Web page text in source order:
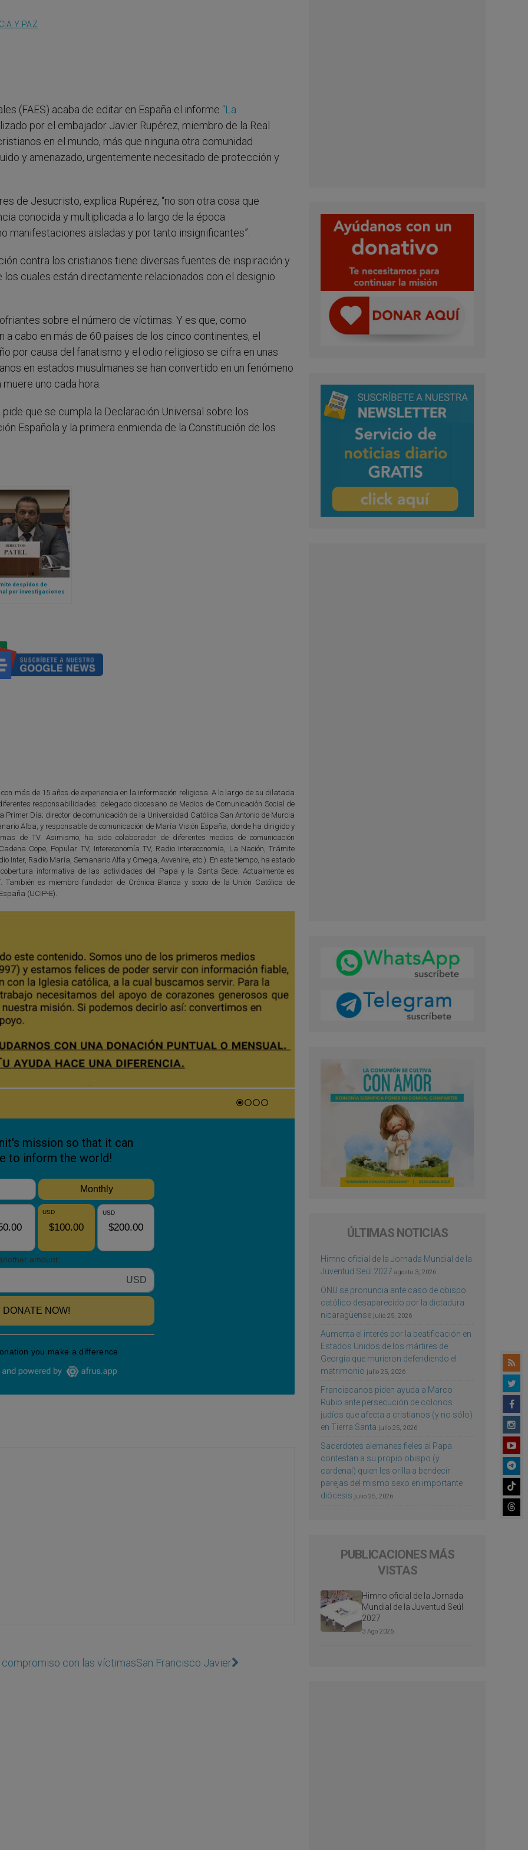
Y PAZ
(FAES) acaba de editar en España el informe “La
por el embajador Javier Rupérez, miembro de la Real
en el mundo, más que ninguna otra comunidad
y amenazado, urgentemente necesitado de protección y
de Jesucristo, explica Rupérez, “no son otra cosa que
conocida y multiplicada a lo largo de la época
manifestaciones aisladas y por tanto insignificantes”.
contra los cristianos tiene diversas fuentes de inspiración y
cuales están directamente relacionados con el designio
sobre el número de víctimas. Y es que, como
cabo en más de 60 países de los cinco continentes, el
por causa del fanatismo y el odio religioso se cifra en unas
en estados musulmanes se han convertido en un fenómeno
uno cada hora.
que se cumpla la Declaración Universal sobre los
Española y la primera enmienda de la Constitución de los
despidos de
por investigaciones
más de 15 años de experiencia en la información religiosa. A lo largo de su dilatada
responsabilidades: delegado diocesano de Medios de Comunicación Social de
Primer Día; director de comunicación de la Universidad Católica San Antonio de Murcia
Alba, y responsable de comunicación de María Visión España, donde ha dirigido y
de TV. Asimismo, ha sido colaborador de diferentes medios de comunicación
Cope, Popular TV, Intereconomía TV, Radio Intereconomía, La Nación, Trámite
Inter, Radio María, Semanario Alfa y Omega, Avvenire, etc.). En este tiempo, ha estado
informativa de las actividades del Papa y la Santa Sede. Actualmente es
También es miembro fundador de Crónica Blanca y socio de la Unión Católica de
(UCIP-E).
con las víctimasSan Francisco Javier
ÚLTIMAS NOTICIAS
Himno oficial de la Jornada Mundial de la
Juventud Seúl 2027 agosto 3, 2026
ONU se pronuncia ante caso de obispo
católico desaparecido por la dictadura
nicaragüense julio 25, 2026
Aumenta el interés por la beatificación en
Estados Unidos de los mártires de
Georgia que murieron defendiendo el
matrimonio julio 25, 2026
Franciscanos piden ayuda a Marco
Rubio ante persecución de colonos
judíos que afecta a cristianos (y no sólo)
en Tierra Santa julio 25, 2026
Sacerdotes alemanes fieles al Papa
contestan a su propio obispo (y
cardenal) quien les orilla a bendecir
parejas del mismo sexo en importante
diócesis julio 25, 2026
PUBLICACIONES MÁS
VISTAS
Himno oficial de la Jornada
Mundial de la Juventud Seúl
2027
3 Ago 2026